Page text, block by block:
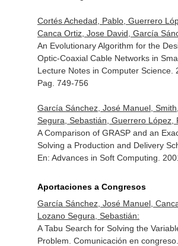
Cortés Achedad, Pablo, Guerrero
Canca Ortiz, Jose David, García
An Evolutionary Algorithm for the
Optic-Coaxial Cable Networks in
Lecture Notes in Computer Science.
Pag. 749-756
García Sánchez, José Manuel,
Segura, Sebastián, Guerrero López,
A Comparison of GRASP and an
Solving a Production and Delivery
En: Advances in Soft Computing .
Aportaciones a Congresos
García Sánchez, José Manuel,
Lozano Segura, Sebastián:
A Tabu Search for Solving the
Problem. Comunicación en